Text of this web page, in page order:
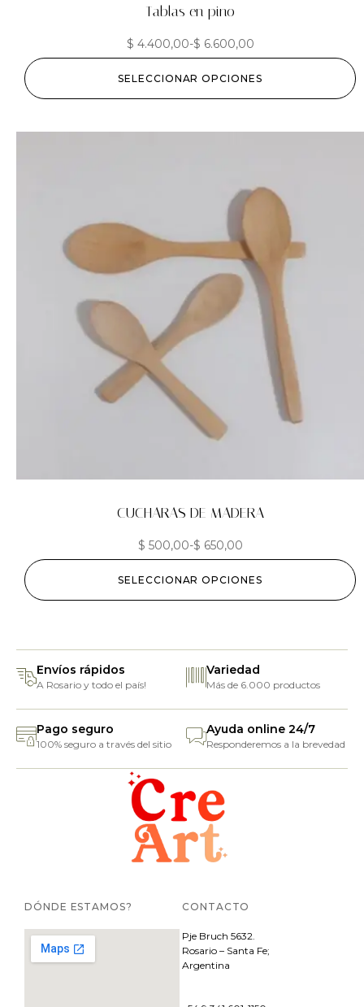
Tablas en pino
$ 4.400,00-$ 6.600,00
SELECCIONAR OPCIONES
CUCHARAS DE MADERA
$ 500,00-$ 650,00
SELECCIONAR OPCIONES
Envíos rápidos
A Rosario y todo el país!
Variedad
Más de 6.000 productos
Pago seguro
100% seguro a través del sitio
Ayuda online 24/7
Responderemos a la brevedad
DÓNDE ESTAMOS? CONTACTO
Pje Bruch 5632.
Rosario – Santa Fe;
Argentina